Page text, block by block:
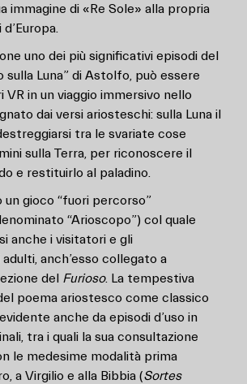
immagine di «Re Sole» alla propria
uno dei più significativi episodi del
sulla Luna” di Astolfo, può essere
VR in un viaggio immersivo nello
dai versi ariosteschi: sulla Luna il
tra le svariate cose
sulla Terra, per riconoscere il
e restituirlo al paladino.
gioco “fuori percorso”
“Arioscopo”) col quale
anche i visitatori e gli
anch’esso collegato a
del Furioso. La tempestiva
poema ariostesco come classico
anche da episodi d’uso in
tra i quali la sua consultazione
le medesime modalità prima
a Virgilio e alla Bibbia (Sortes